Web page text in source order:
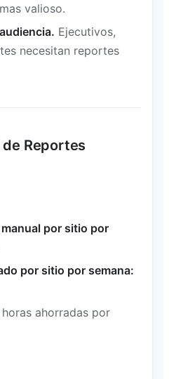
valioso.
Ejecutivos,
necesitan reportes
de Reportes
por sitio por
por sitio por semana:
horas ahorradas por